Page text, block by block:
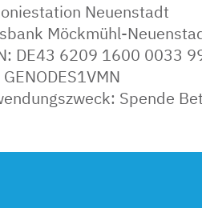
Neuenstadt
Möckmühl-
DE43 6209 1600 0033
Spende